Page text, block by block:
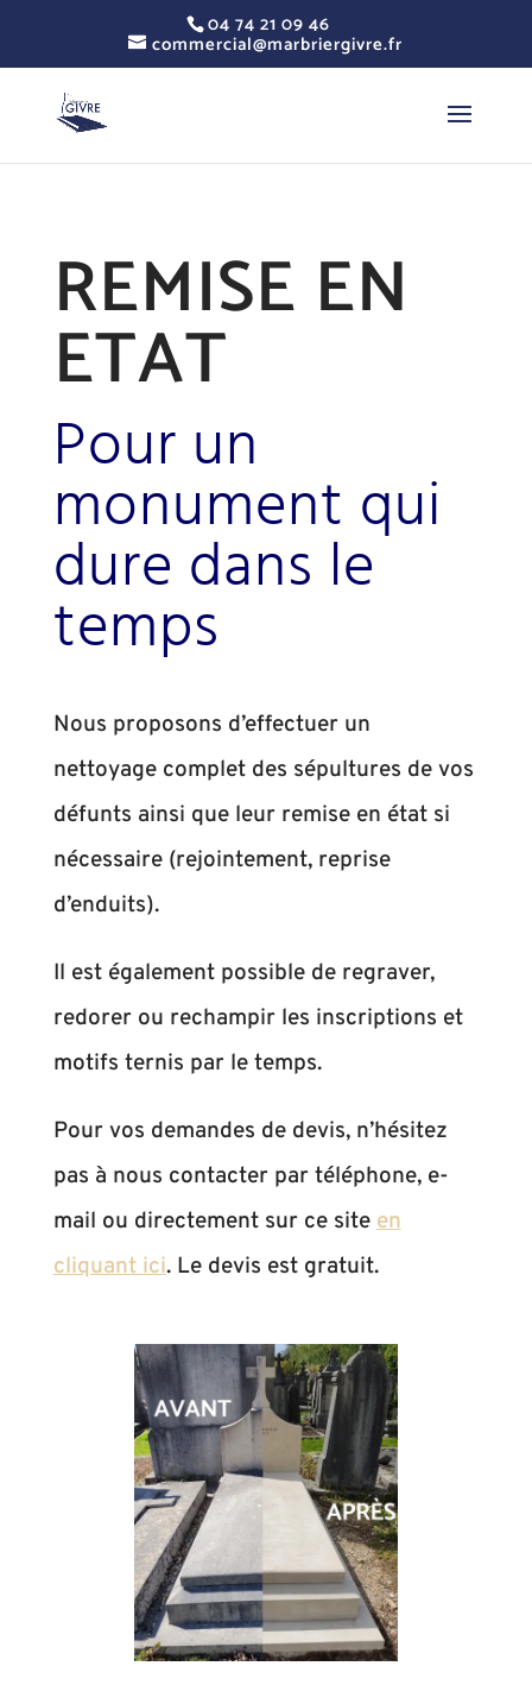
04 74 21 09 46
commercial@marbriergivre.fr
REMISE EN
ETAT
Pour un
monument qui
dure dans le
temps
Nous proposons d’effectuer un
nettoyage complet des sépultures de vos
défunts ainsi que leur remise en état si
nécessaire (rejointement, reprise
d’enduits).
Il est également possible de regraver,
redorer ou rechampir les inscriptions et
motifs ternis par le temps.
Pour vos demandes de devis, n’hésitez
pas à nous contacter par téléphone, e-
mail ou directement sur ce site en
cliquant ici. Le devis est gratuit.